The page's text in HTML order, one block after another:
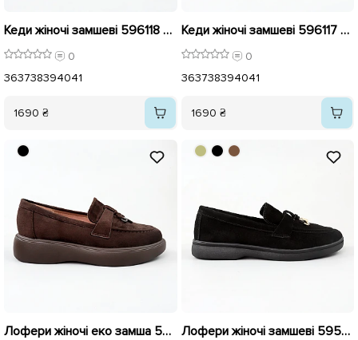
Кеди жіночі замшеві 596118 Коричневі
0
363738394041
1690 ₴
Кеди жіночі замшеві 596117 Чорні
0
363738394041
1690 ₴
Лофери жіночі еко замша 596144 Коричневі Лофери жіночі замшеві 595990 Чорні